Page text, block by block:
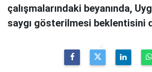
çalışmalarındaki beyanında,
saygı gösterilmesi beklentisini